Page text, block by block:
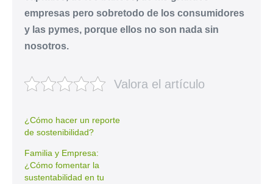
empresas pero sobretodo de los consumidores
y las pymes, porque ellos no son nada sin
nosotros.
Valora el artículo
¿Cómo hacer un reporte
de sostenibilidad?
Familia y Empresa:
¿Cómo fomentar la
sustentabilidad en tu